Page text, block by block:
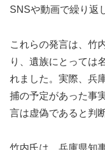
SNSや動画で繰り返
これらの発言は、竹
り、遺族にとっては
れました。実際、兵
捕の予定があった事
言は虚偽であると判
竹内氏は、兵庫県知